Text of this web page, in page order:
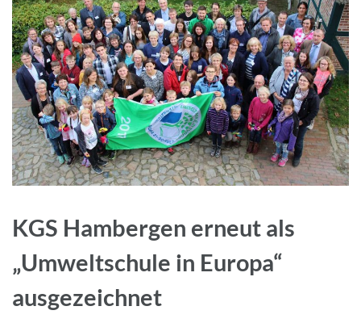
KGS Hambergen erneut als
„Umweltschule in Europa“
ausgezeichnet